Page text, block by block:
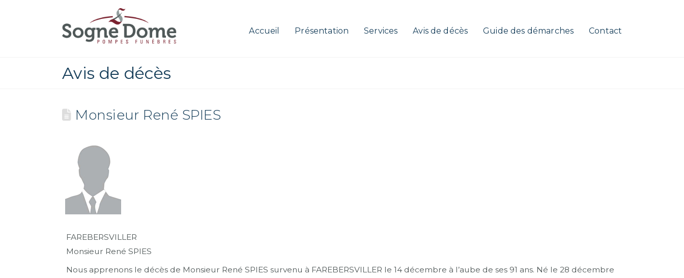
Accueil Présentation Services Avis de décès Guide des démarches Contact
Avis de décès
Monsieur René SPIES
FAREBERSVILLER
Monsieur René SPIES
Nous apprenons le décès de Monsieur René SPIES survenu à FAREBERSVILLER le 14 décembre à l’aube de ses 91 ans. Né le 28 décembre